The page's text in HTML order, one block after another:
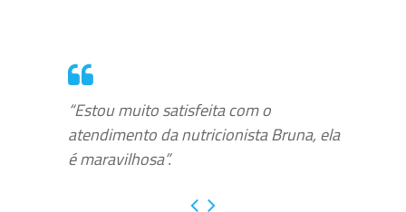
“Estou muito satisfeita com o
atendimento da nutricionista Bruna, ela
é maravilhosa”.